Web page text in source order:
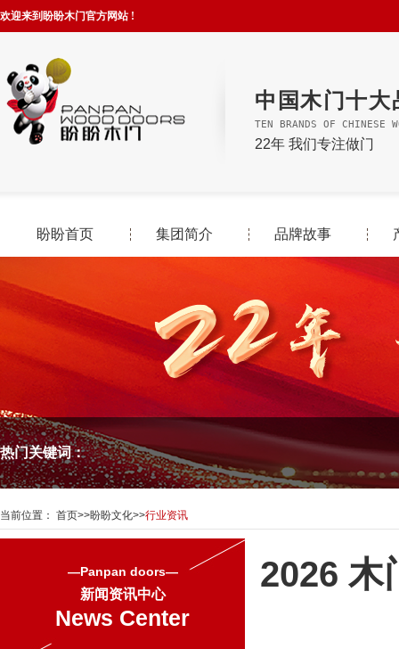
欢迎来到盼盼木门官方网站 !
中国木门十大
TEN BRANDS OF CHINESE
22年 我们专注做门
盼盼首页 集团简介 品牌故事
热门关键词：
当前位置： 首页>>盼盼文化>>行业资讯
—Panpan doors—
新闻资讯中心
News Center
2026 木